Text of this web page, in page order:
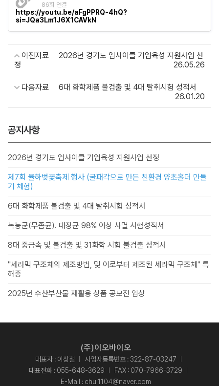
공지사항
2026년 경기도 업사이클 기업육성 지원사업 선정
제7회 율하벚꽃축제 행사 (굴패각으로 만든 친환경 양초홀더 만들
기 체험)
6대 화학제품 불검출 및 4대 탈취시험 성적서
녹농균(무좀균). 대장균 98% 이상 사멸 시험성적서
8대 중금속 및 불검출 및 31화학 시험 불검출 성적서
"세라믹 구조체의 제조방법, 및 이로부터 제조된 세라믹 구조체" 특
허증
2025년 수산부산물 재활용 상품 공모전 입상
https://youtu.be/aFgPPRQ-4hQ?
si=JQa3Lm1J6X1CAVkN
86회 연결
이전자료
2026년 경기도 업사이클 기업육성 지원사업 선
정
26.05.26
다음자료
6대 화학제품 불검출 및 4대 탈취시험 성적서
26.01.20
(주)이오바이오
대표자 : 이상철
사업자등록번호 : 322-87-03247
대표전화 : 055-648-3629
FAX : 070-7966-3729
E-Mail : chul1104@naver.com